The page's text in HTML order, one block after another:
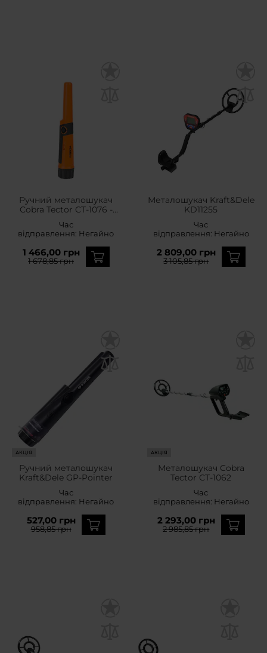
Ручний металошукач
Cobra Tector CT-1076 -
Час
відправлення: Негайно
1 466,00 грн
1 678,85 грн
Металошукач Kraft&Dele
KD11255
Час
відправлення: Негайно
2 809,00 грн
3 105,85 грн
АКЦІЯ
Ручний металошукач
Kraft&Dele GP-Pointer
Час
відправлення: Негайно
527,00 грн
958,85 грн
АКЦІЯ
Металошукач Cobra
Tector CT-1062
Час
відправлення: Негайно
2 293,00 грн
2 985,85 грн